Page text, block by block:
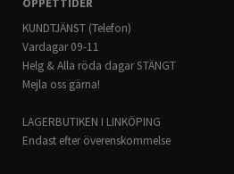
ÖPPETTIDER
KUNDTJÄNST (Telefon)
Vardagar 09-11
Helg & Alla röda dagar STÄNGT
Mejla oss gärna!
LAGERBUTIKEN I LINKÖPING
Endast efter överenskommelse